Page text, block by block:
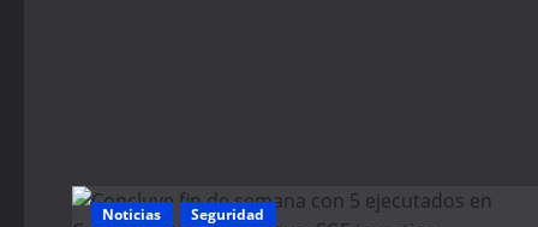
Noticias Seguridad